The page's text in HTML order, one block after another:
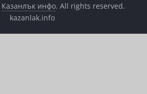
Казанлък инфо. All rights reserved.
kazanlak.info